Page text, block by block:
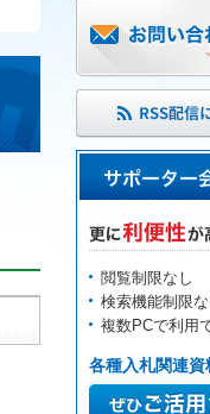
閲覧制限なし
検索機能制限な
複数PCで利用
各種入札関連資